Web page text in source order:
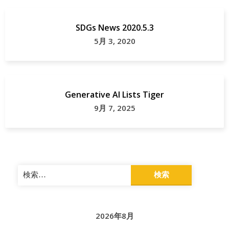
SDGs News 2020.5.3
5月 3, 2020
Generative AI Lists Tiger
9月 7, 2025
検
索:
2026年8月